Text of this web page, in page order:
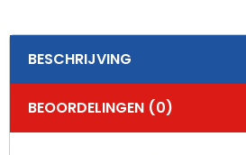
BESCHRIJVING
BEOORDELINGEN (0)